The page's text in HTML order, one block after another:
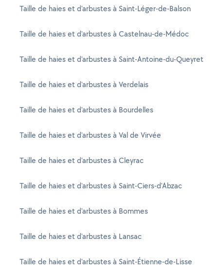
Taille de haies et d'arbustes à Saint-Léger-de-Balson
Taille de haies et d'arbustes à Castelnau-de-Médoc
Taille de haies et d'arbustes à Saint-Antoine-du-Queyret
Taille de haies et d'arbustes à Verdelais
Taille de haies et d'arbustes à Bourdelles
Taille de haies et d'arbustes à Val de Virvée
Taille de haies et d'arbustes à Cleyrac
Taille de haies et d'arbustes à Saint-Ciers-d'Abzac
Taille de haies et d'arbustes à Bommes
Taille de haies et d'arbustes à Lansac
Taille de haies et d'arbustes à Saint-Étienne-de-Lisse